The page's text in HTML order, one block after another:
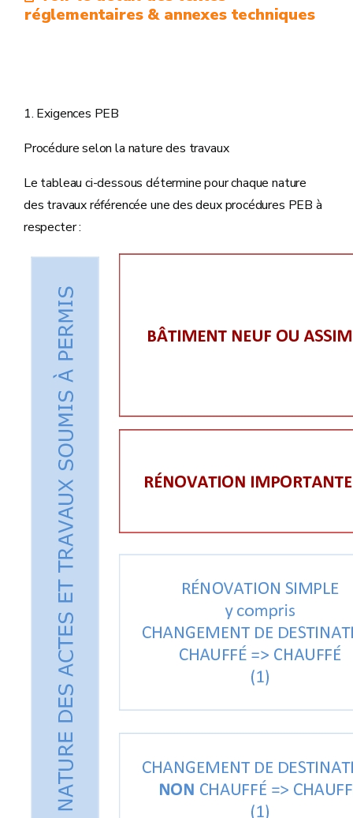
réglementaires & annexes techniques
1. Exigences PEB
Procédure selon la nature des travaux
Le tableau ci-dessous détermine pour chaque nature
des travaux référencée une des deux procédures PEB à
respecter :